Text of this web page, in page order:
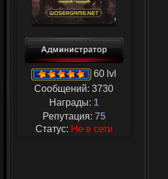
60 lvl
Сообщений: 3730
Награды: 1
Репутация: 75
Статус: Не в сети